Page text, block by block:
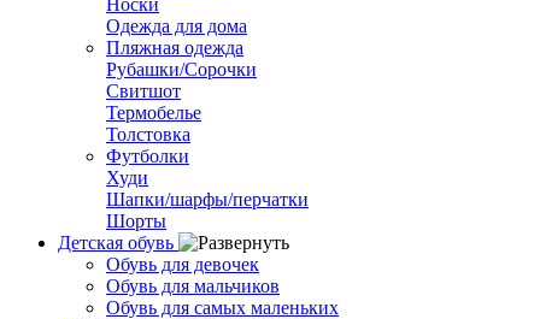
Носки
Одежда для дома
Пляжная одежда
Рубашки/Сорочки
Свитшот
Термобелье
Толстовка
Футболки
Худи
Шапки/шарфы/перчатки
Шорты
Детская обувь
Обувь для девочек
Обувь для мальчиков
Обувь для самых маленьких